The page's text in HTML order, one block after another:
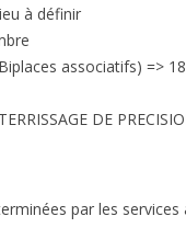
à définir
associatifs) =>
DE
par les